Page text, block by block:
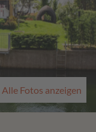
Alle Fotos anzeigen